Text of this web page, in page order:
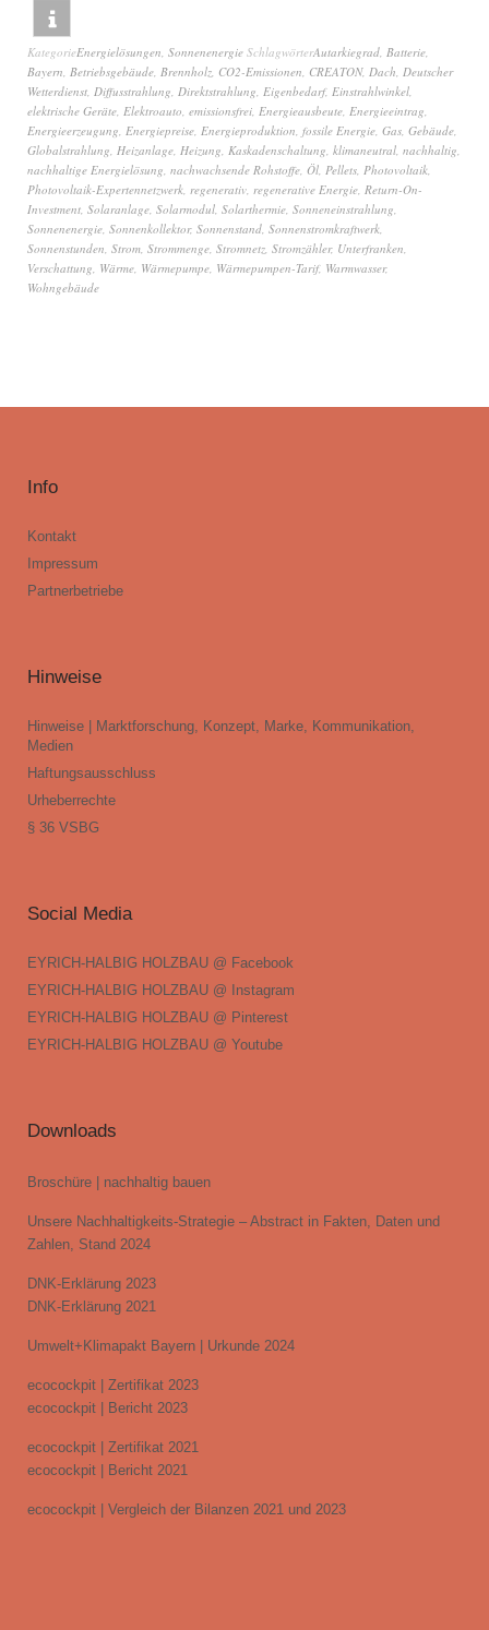
KategorieEnergielösungen, Sonnenenergie SchlagwörterAutarkiegrad, Batterie,
Bayern, Betriebsgebäude, Brennholz, CO2-Emissionen, CREATON, Dach, Deutscher
Wetterdienst, Diffusstrahlung, Direktstrahlung, Eigenbedarf, Einstrahlwinkel,
elektrische Geräte, Elektroauto, emissionsfrei, Energieausbeute, Energieeintrag,
Energieerzeugung, Energiepreise, Energieproduktion, fossile Energie, Gas, Gebäude,
Globalstrahlung, Heizanlage, Heizung, Kaskadenschaltung, klimaneutral, nachhaltig,
nachhaltige Energielösung, nachwachsende Rohstoffe, Öl, Pellets, Photovoltaik,
Photovoltaik-Expertennetzwerk, regenerativ, regenerative Energie, Return-On-
Investment, Solaranlage, Solarmodul, Solarthermie, Sonneneinstrahlung,
Sonnenenergie, Sonnenkollektor, Sonnenstand, Sonnenstromkraftwerk,
Sonnenstunden, Strom, Strommenge, Stromnetz, Stromzähler, Unterfranken,
Verschattung, Wärme, Wärmepumpe, Wärmepumpen-Tarif, Warmwasser,
Wohngebäude
Info
Kontakt
Impressum
Partnerbetriebe
Hinweise
Hinweise | Marktforschung, Konzept, Marke, Kommunikation,
Medien
Haftungsausschluss
Urheberrechte
§ 36 VSBG
Social Media
EYRICH-HALBIG HOLZBAU @ Facebook
EYRICH-HALBIG HOLZBAU @ Instagram
EYRICH-HALBIG HOLZBAU @ Pinterest
EYRICH-HALBIG HOLZBAU @ Youtube
Downloads
Broschüre | nachhaltig bauen
Unsere Nachhaltigkeits-Strategie – Abstract in Fakten, Daten und
Zahlen, Stand 2024
DNK-Erklärung 2023
DNK-Erklärung 2021
Umwelt+Klimapakt Bayern | Urkunde 2024
ecocockpit | Zertifikat 2023
ecocockpit | Bericht 2023
ecocockpit | Zertifikat 2021
ecocockpit | Bericht 2021
ecocockpit | Vergleich der Bilanzen 2021 und 2023